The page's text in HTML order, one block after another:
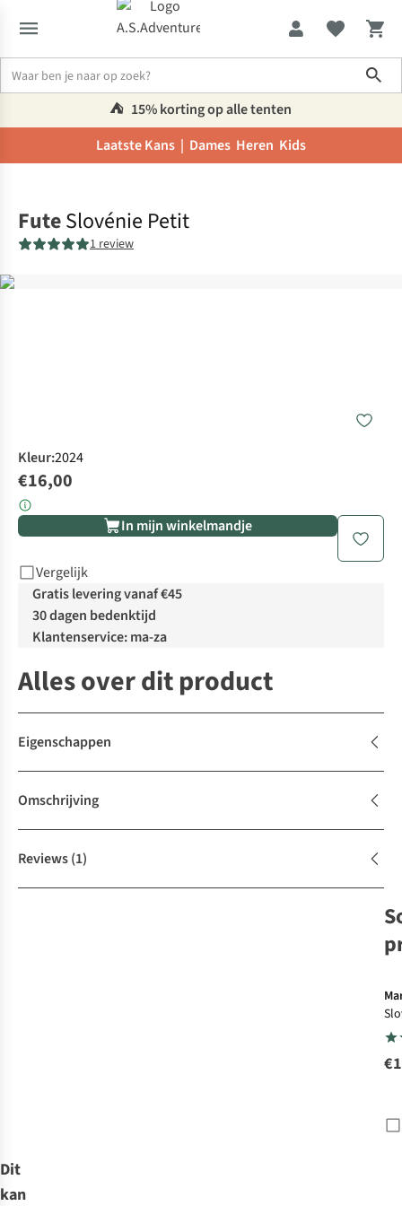
⛺️ 15% korting op alle tenten
Laatste Kans | Dames Heren Kids
FuteSlovénie Petit
1 review
Kleur:2024
€16,00
In mijn winkelmandje
Vergelijk
Gratis levering vanaf €45
30 dagen bedenktijd
Klantenservice: ma-za
Alles over dit product
Eigenschappen
Omschrijving
Reviews(1)
Dit
kan